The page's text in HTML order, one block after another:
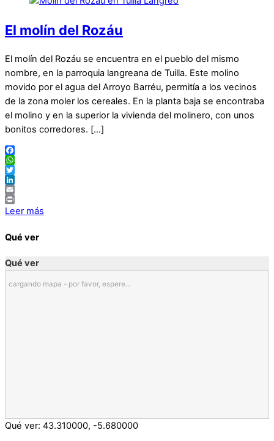
El molín del Rozáu
El molín del Rozáu se encuentra en el pueblo del mismo
nombre, en la parroquia langreana de Tuilla. Este molino
movido por el agua del Arroyo Barréu, permitía a los vecinos
de la zona moler los cereales. En la planta baja se encontraba
el molino y en la superior la vivienda del molinero, con unos
bonitos corredores. […]
Facebook
WhatsApp
Twitter
LinkedIn
Email
Print
Leer más
Qué ver
Qué ver
cargando mapa - por favor, espere...
Qué ver: 43.310000, -5.680000